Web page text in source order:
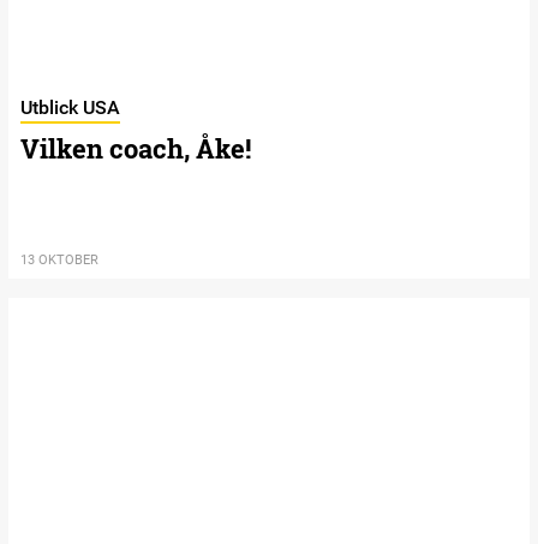
Utblick USA
Vilken coach, Åke!
13 OKTOBER